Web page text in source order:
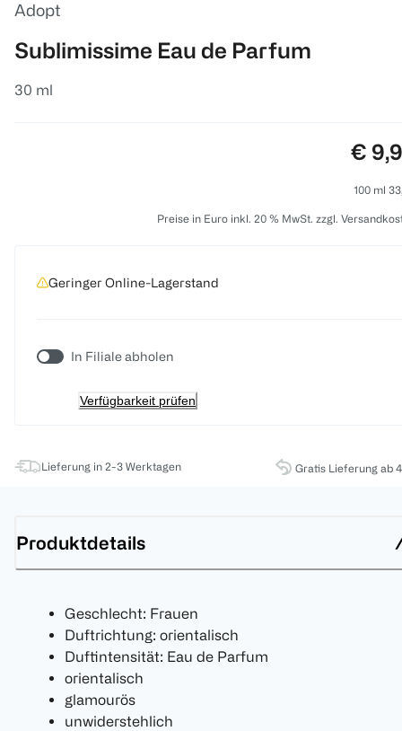
Adopt
Sublimissime Eau de Parfum
30 ml
€
100 ml
Preise in Euro inkl. 20 % MwSt. zzgl.
Geringer Online-Lagerstand
In Filiale abholen
Verfügbarkeit prüfen
Lieferung in 2-3 Werktagen Gratis Lieferung ab
Produktdetails
Geschlecht: Frauen
Duftrichtung: orientalisch
Duftintensität: Eau de Parfum
orientalisch
glamourös
unwiderstehlich